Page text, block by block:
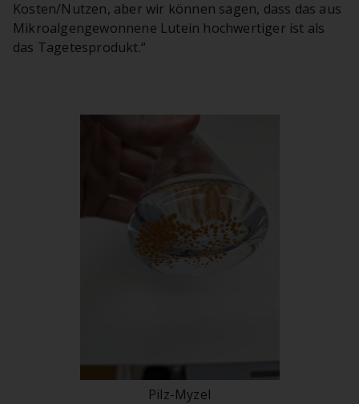
Kosten/Nutzen, aber wir können sagen, dass das aus
Mikroalgengewonnene Lutein hochwertiger ist als
das Tagetesprodukt.“
Pilz-Myzel